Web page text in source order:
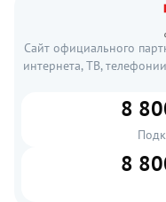
Сайт официального
интернета, ТВ,
8
8